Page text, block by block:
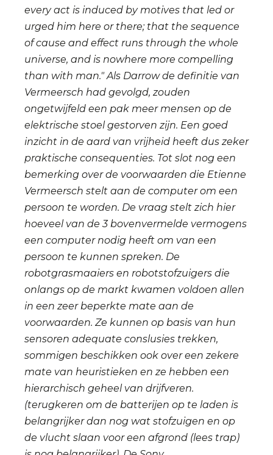
every act is induced by motives that led or
urged him here or there; that the sequence
of cause and effect runs through the whole
universe, and is nowhere more compelling
than with man." Als Darrow de definitie van
Vermeersch had gevolgd, zouden
ongetwijfeld een pak meer mensen op de
elektrische stoel gestorven zijn. Een goed
inzicht in de aard van vrijheid heeft dus zeker
praktische consequenties. Tot slot nog een
bemerking over de voorwaarden die Etienne
Vermeersch stelt aan de computer om een
persoon te worden. De vraag stelt zich hier
hoeveel van de 3 bovenvermelde vermogens
een computer nodig heeft om van een
persoon te kunnen spreken. De
robotgrasmaaiers en robotstofzuigers die
onlangs op de markt kwamen voldoen allen
in een zeer beperkte mate aan de
voorwaarden. Ze kunnen op basis van hun
sensoren adequate conslusies trekken,
sommigen beschikken ook over een zekere
mate van heuristieken en ze hebben een
hierarchisch geheel van drijfveren.
(terugkeren om de batterijen op te laden is
belangrijker dan nog wat stofzuigen en op
de vlucht slaan voor een afgrond (lees trap)